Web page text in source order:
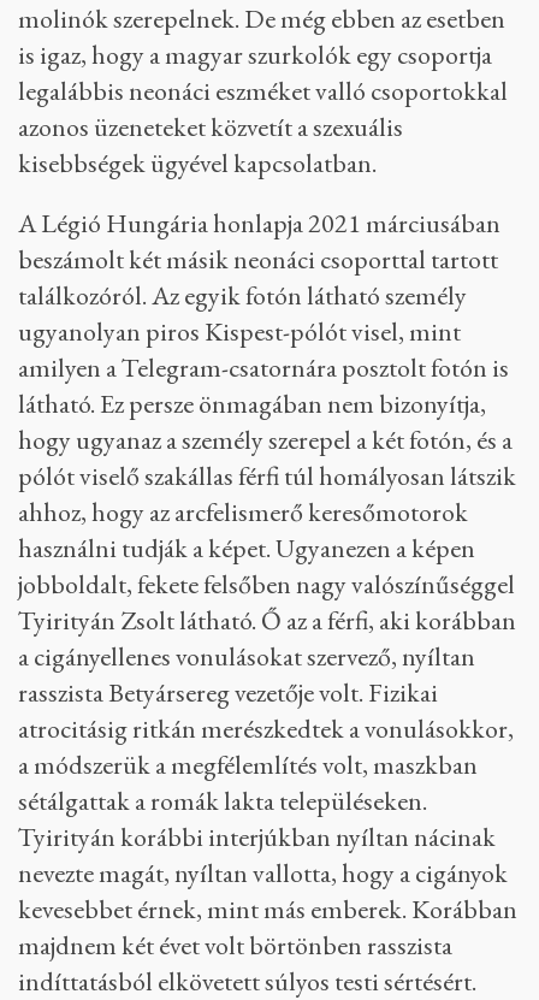
molinók szerepelnek. De még ebben az esetben
is igaz, hogy a magyar szurkolók egy csoportja
legalábbis neonáci eszméket valló csoportokkal
azonos üzeneteket közvetít a szexuális
kisebbségek ügyével kapcsolatban.
A Légió Hungária honlapja 2021 márciusában
beszámolt két másik neonáci csoporttal tartott
találkozóról. Az egyik fotón látható személy
ugyanolyan piros Kispest-pólót visel, mint
amilyen a Telegram-csatornára posztolt fotón is
látható. Ez persze önmagában nem bizonyítja,
hogy ugyanaz a személy szerepel a két fotón, és a
pólót viselő szakállas férfi túl homályosan látszik
ahhoz, hogy az arcfelismerő keresőmotorok
használni tudják a képet. Ugyanezen a képen
jobboldalt, fekete felsőben nagy valószínűséggel
Tyirityán Zsolt látható. Ő az a férfi, aki korábban
a cigányellenes vonulásokat szervező, nyíltan
rasszista Betyársereg vezetője volt. Fizikai
atrocitásig ritkán merészkedtek a vonulásokkor,
a módszerük a megfélemlítés volt, maszkban
sétálgattak a romák lakta településeken.
Tyirityán korábbi interjúkban nyíltan nácinak
nevezte magát, nyíltan vallotta, hogy a cigányok
kevesebbet érnek, mint más emberek. Korábban
majdnem két évet volt börtönben rasszista
indíttatásból elkövetett súlyos testi sértésért.